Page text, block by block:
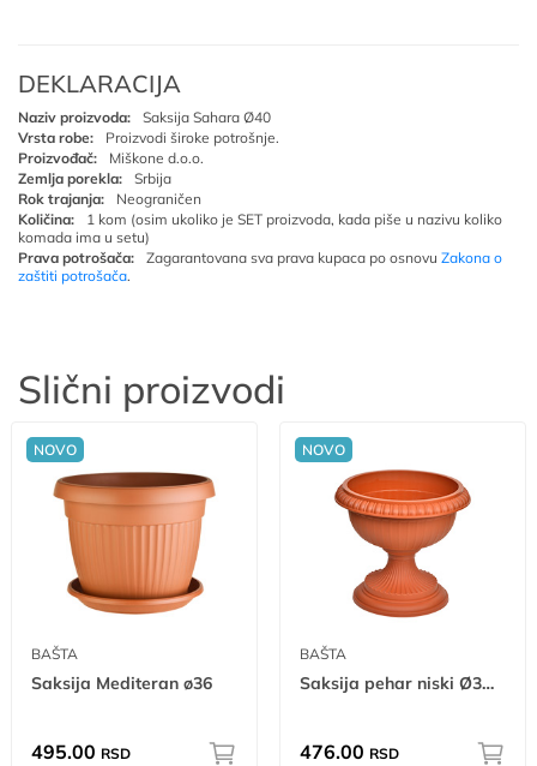
DEKLARACIJA
Naziv proizvoda:
Saksija Sahara Ø40
Vrsta robe:
Proizvodi široke potrošnje.
Proizvođač:
Miškone d.o.o.
Zemlja porekla:
Srbija
Rok trajanja:
Neograničen
Količina:
1 kom (osim ukoliko je SET proizvoda, kada piše u nazivu koliko
komada ima u setu)
Prava potrošača:
Zagarantovana sva prava kupaca po osnovu Zakona o
zaštiti potrošača.
Slični proizvodi
NOVO
BAŠTA
Saksija Mediteran ø36
495.00 RSD
NOVO
BAŠTA
Saksija pehar niski Ø32 mn
476.00 RSD